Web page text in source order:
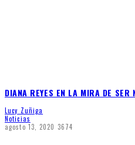
DIANA REYES EN LA MIRA DE SER
Lucy Zuñiga
Noticias
agosto 13, 2020 3674